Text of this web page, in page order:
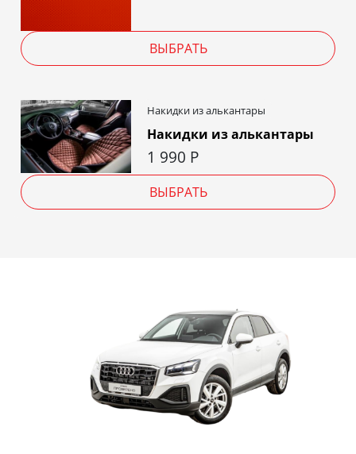
ВЫБРАТЬ
Накидки из алькантары
Накидки из алькантары
1 990 Р
ВЫБРАТЬ